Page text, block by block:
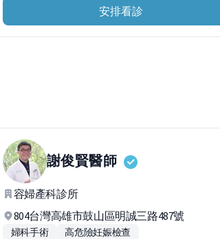
安排看診
謝俊賢醫師
容婦產科診所
804台灣高雄市鼓山區明誠三路487號
婦科手術
高危險妊娠檢查